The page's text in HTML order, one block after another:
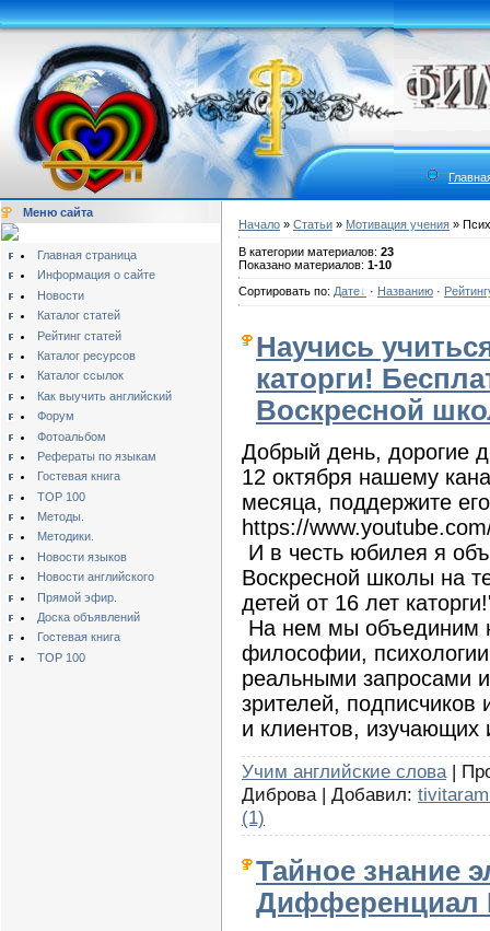
Меню сайта
Главная страница
Информация о сайте
Новости
Каталог статей
Рейтинг статей
Каталог ресурсов
Каталог ссылок
Как выучить английский
Форум
Фотоальбом
Рефераты по языкам
Гостевая книга
TOP 100
Методы.
Методики.
Новости языков
Новости английского
Прямой эфир.
Доска объявлений
Гостевая книга
TOP 100
Начало » Статьи » Мотивация учения »
В категории материалов: 23
Показано материалов: 1-10
Сортировать по: Дате · Названию ·
Научись
каторги!
Воскресной
Добрый день, дорогие
12 октября нашему
месяца, поддержите
https://
И в честь юбилея я
Воскресной школы на
детей от 16 лет
На нем мы объединим
философии,
реальными запросами
зрителей, подписчиков
и клиентов,
Учим английские слова |
Диброва | Добавил:
(1)
Тайное знание
Дифференциал